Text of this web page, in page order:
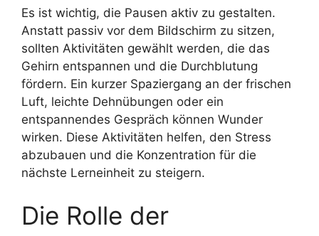
Es ist wichtig, die Pausen aktiv zu gestalten.
Anstatt passiv vor dem Bildschirm zu sitzen,
sollten Aktivitäten gewählt werden, die das
Gehirn entspannen und die Durchblutung
fördern. Ein kurzer Spaziergang an der frischen
Luft, leichte Dehnübungen oder ein
entspannendes Gespräch können Wunder
wirken. Diese Aktivitäten helfen, den Stress
abzubauen und die Konzentration für die
nächste Lerneinheit zu steigern.
Die Rolle der